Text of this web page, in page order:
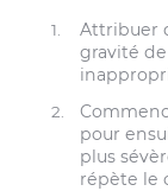
Attribuer
gravité
pour
plus
répète le